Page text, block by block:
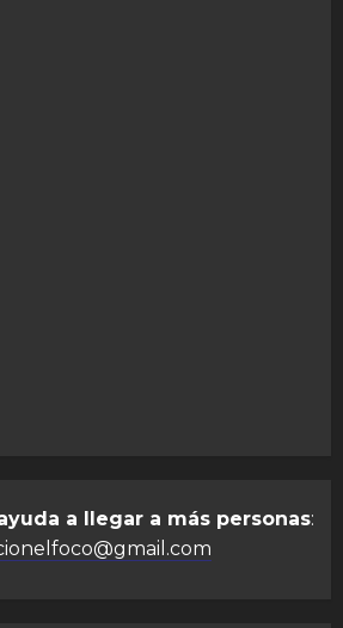
a llegar a más personas: